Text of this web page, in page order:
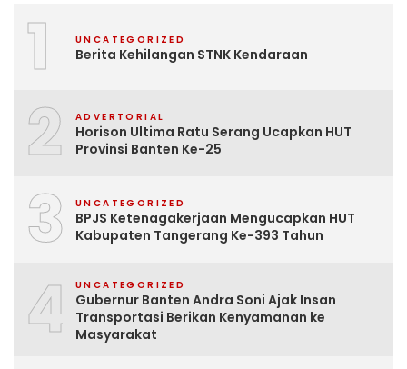
1 UNCATEGORIZED
Berita Kehilangan STNK Kendaraan
2 ADVERTORIAL
Horison Ultima Ratu Serang Ucapkan HUT
Provinsi Banten Ke-25
3 UNCATEGORIZED
BPJS Ketenagakerjaan Mengucapkan HUT
Kabupaten Tangerang Ke-393 Tahun
4 UNCATEGORIZED
Gubernur Banten Andra Soni Ajak Insan
Transportasi Berikan Kenyamanan ke
Masyarakat